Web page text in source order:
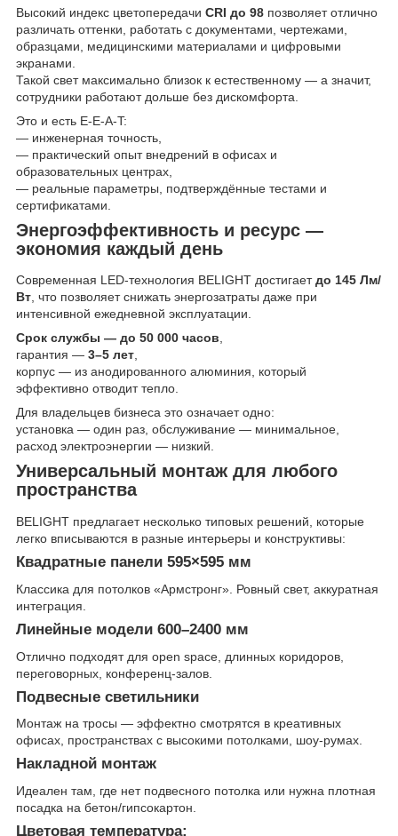
Высокий индекс цветопередачи CRI до 98 позволяет отлично
различать оттенки, работать с документами, чертежами,
образцами, медицинскими материалами и цифровыми
экранами.
Такой свет максимально близок к естественному — а значит,
сотрудники работают дольше без дискомфорта.
Это и есть E-E-A-T:
— инженерная точность,
— практический опыт внедрений в офисах и
образовательных центрах,
— реальные параметры, подтверждённые тестами и
сертификатами.
Энергоэффективность и ресурс —
экономия каждый день
Современная LED-технология BELIGHT достигаетдо 145 Лм/
Вт, что позволяет снижать энергозатраты даже при
интенсивной ежедневной эксплуатации.
Срок службы — до 50 000 часов,
гарантия — 3–5 лет,
корпус — из анодированного алюминия, который
эффективно отводит тепло.
Для владельцев бизнеса это означает одно:
установка — один раз, обслуживание — минимальное,
расход электроэнергии — низкий.
Универсальный монтаж для любого
пространства
BELIGHT предлагает несколько типовых решений, которые
легко вписываются в разные интерьеры и конструктивы:
Квадратные панели 595×595 мм
Классика для потолков «Армстронг». Ровный свет, аккуратная
интеграция.
Линейные модели 600–2400 мм
Отлично подходят для open space, длинных коридоров,
переговорных, конференц-залов.
Подвесные светильники
Монтаж на тросы — эффектно смотрятся в креативных
офисах, пространствах с высокими потолками, шоу-румах.
Накладной монтаж
Идеален там, где нет подвесного потолка или нужна плотная
посадка на бетон/гипсокартон.
Цветовая температура: